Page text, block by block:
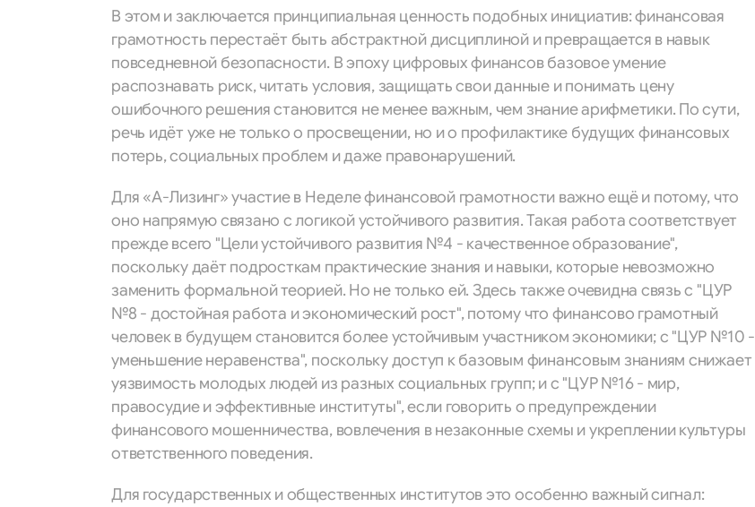
В этом и заключается принципиальная ценность подобных инициатив: финансовая
грамотность перестаёт быть абстрактной дисциплиной и превращается в навык
повседневной безопасности. В эпоху цифровых финансов базовое умение
распознавать риск, читать условия, защищать свои данные и понимать цену
ошибочного решения становится не менее важным, чем знание арифметики. По сути,
речь идёт уже не только о просвещении, но и о профилактике будущих финансовых
потерь, социальных проблем и даже правонарушений.
Для «А-Лизинг» участие в Неделе финансовой грамотности важно ещё и потому, что
оно напрямую связано с логикой устойчивого развития. Такая работа соответствует
прежде всего "Цели устойчивого развития №4 - качественное образование",
поскольку даёт подросткам практические знания и навыки, которые невозможно
заменить формальной теорией. Но не только ей. Здесь также очевидна связь с "ЦУР
№8 - достойная работа и экономический рост", потому что финансово грамотный
человек в будущем становится более устойчивым участником экономики; с "ЦУР №10 -
уменьшение неравенства", поскольку доступ к базовым финансовым знаниям снижает
уязвимость молодых людей из разных социальных групп; и с "ЦУР №16 - мир,
правосудие и эффективные институты", если говорить о предупреждении
финансового мошенничества, вовлечения в незаконные схемы и укреплении культуры
ответственного поведения.
Для государственных и общественных институтов это особенно важный сигнал: